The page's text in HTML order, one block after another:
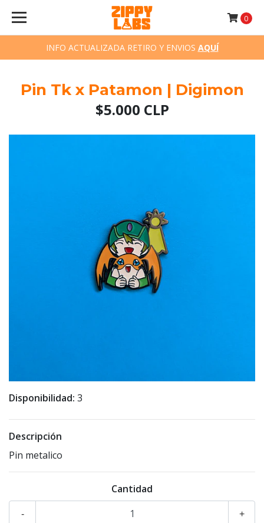
INFO ACTUALIZADA RETIRO Y ENVIOS AQUÍ
0
Pin Tk x Patamon | Digimon
$5.000 CLP
Disponibilidad: 3
Descripción
Pin metalico
Cantidad
+
-